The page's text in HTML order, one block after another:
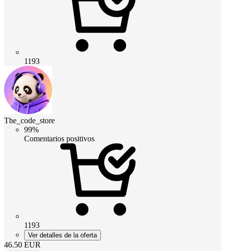
1193
The_code_store
99%
Comentarios positivos
1193
Ver detalles de la oferta
46.50 EUR